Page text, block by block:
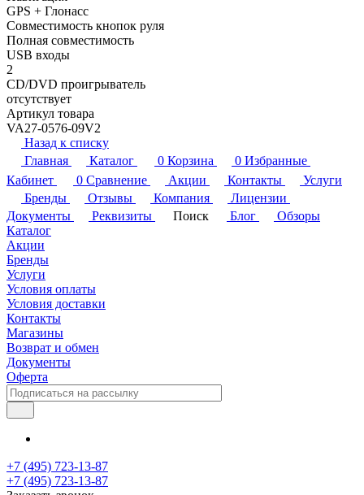
GPS + Глонасс
Совместимость кнопок руля
Полная совместимость
USB входы
2
CD/DVD проигрыватель
отсутствует
Артикул товара
VA27-0576-09V2
Назад к списку
Главная
Каталог 0 Корзина 0 Избранные
Кабинет
0 Сравнение Акции Контакты
Услуги
Бренды
Отзывы Компания
Лицензии
Документы
Реквизиты Поиск Блог
Обзоры
Каталог
Акции
Бренды
Услуги
Условия оплаты
Условия доставки
Контакты
Магазины
Возврат и обмен
Документы
Оферта
+7 (495) 723-13-87
+7 (495) 723-13-87